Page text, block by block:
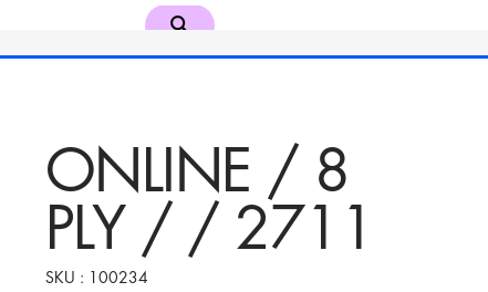
ONLINE / 8
PLY / / 2711
SKU :
SKU
100234
100234